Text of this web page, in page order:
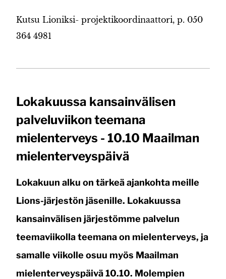
Kutsu Lioniksi- projektikoordinaattori, p. 050
364 4981
Lokakuussa kansainvälisen
palveluviikon teemana
mielenterveys - 10.10 Maailman
mielenterveyspäivä
Lokakuun alku on tärkeä ajankohta meille
Lions-järjestön jäsenille. Lokakuussa
kansainvälisen järjestömme palvelun
teemaviikolla teemana on mielenterveys, ja
samalle viikolle osuu myös Maailman
mielenterveyspäivä 10.10. Molempien